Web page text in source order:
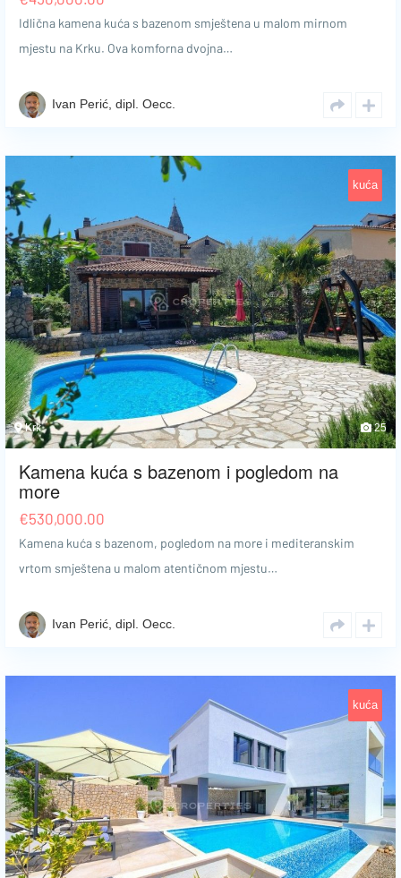
Idlična kamena kuća s bazenom smještena u malom mirnom
mjestu na Krku. Ova komforna dvojna…
Ivan Perić, dipl. Oecc.
kuća
Krk 25
Kamena kuća s bazenom i pogledom na
more
€530,000.00
Kamena kuća s bazenom, pogledom na more i mediteranskim
vrtom smještena u malom atentičnom mjestu…
Ivan Perić, dipl. Oecc.
kuća